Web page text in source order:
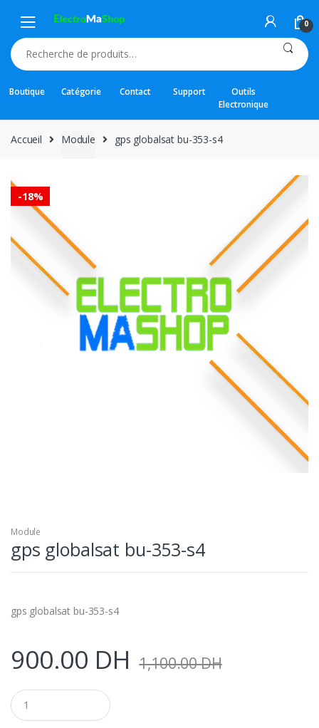
navigation
content
0
Recherche
pour :
Boutique Catégorie Contact Support
Outils
Electronique
Accueil Module gps globalsat bu-353-s4
-18%
Module
gps globalsat bu-353-s4
gps globalsat bu-353-s4
900.00 DH 1,100.00DH
Q
u
a